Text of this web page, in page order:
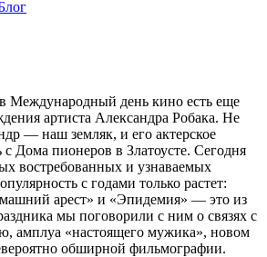
Международный день кино есть еще
артиста Александра Робака. Не
— наш земляк, и его актерское
с Дома пионеров в Златоусте. Сегодня
востребованных и узнаваемых
с годами только растет:
арест» и «Эпидемия» — это из
мы поговорили с ним о связях с
амплуа «настоящего мужика», новом
обширной фильмографии.